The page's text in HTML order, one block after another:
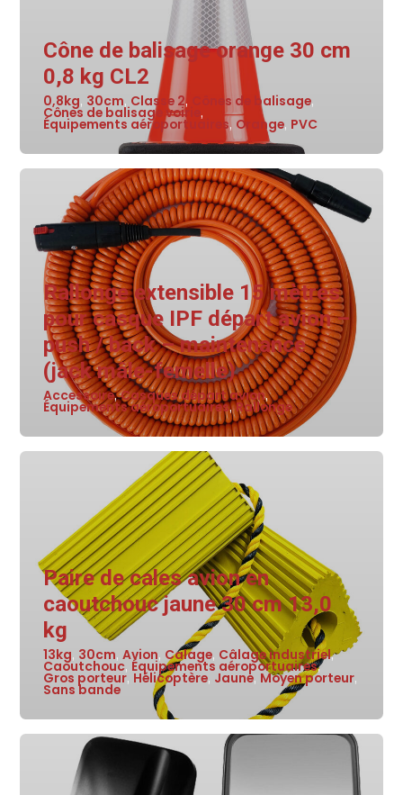
Cône de balisage orange 30 cm
0,8 kg CL2
0,8kg, 30cm, Classe 2, Cônes de balisage,
Cônes de balisage voirie,
Équipements aéroportuaires, Orange, PVC
Rallonge extensible 15 mètres
pour casque IPF départ avion –
push / back – maintenance
(jack mâle-femelle)
Accessoire,Casques départ avion,
Équipements aéroportuaires,Rallonge
Paire de cales avion en
caoutchouc jaune 30 cm 13,0
kg
13kg, 30cm, Avion, Calage, Câlage industriel,
Caoutchouc, Équipements aéroportuaires,
Gros porteur, Hélicoptère, Jaune, Moyen porteur,
Sans bande